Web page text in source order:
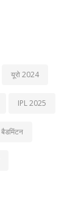
यूरो 2024
IPL 2025
बैडमिंटन